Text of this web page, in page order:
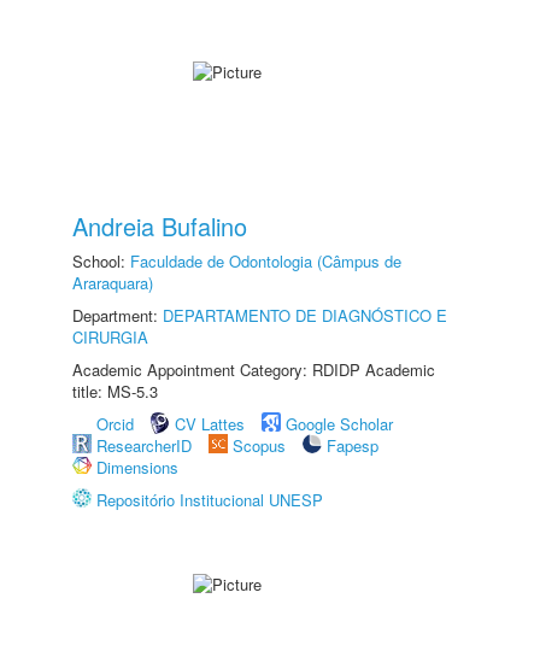
Andreia Bufalino
School: Faculdade de Odontologia (Câmpus de
Araraquara)
Department: DEPARTAMENTO DE DIAGNÓSTICO E
CIRURGIA
Academic Appointment Category: RDIDP Academic
title: MS-5.3
Orcid
CV Lattes
Google Scholar
ResearcherID
Scopus
Fapesp
Dimensions
Repositório Institucional UNESP